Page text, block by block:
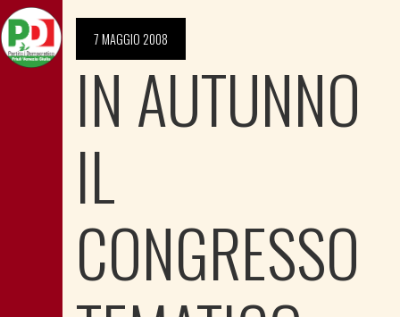
7 MAGGIO 2008
IN AUTUNNO
IL
CONGRESSO